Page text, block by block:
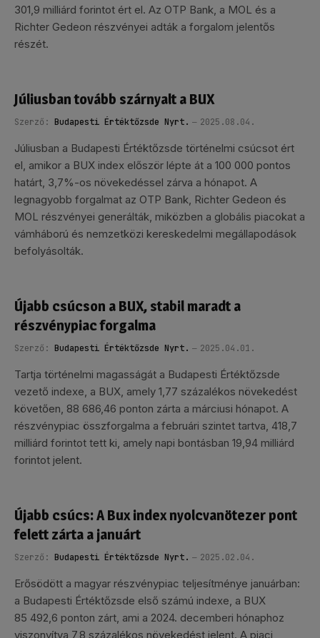
301,9 milliárd forintot ért el. Az OTP Bank, a MOL és a
Richter Gedeon részvényei adták a forgalom jelentős
részét.
Júliusban tovább szárnyalt a BUX
Szerző: Budapesti Értéktőzsde Nyrt. 2025.08.04.
Júliusban a Budapesti Értéktőzsde történelmi csúcsot ért
el, amikor a BUX index először lépte át a 100 000 pontos
határt, 3,7%-os növekedéssel zárva a hónapot. A
legnagyobb forgalmat az OTP Bank, Richter Gedeon és
MOL részvényei generálták, miközben a globális piacokat a
vámháború és nemzetközi kereskedelmi megállapodások
befolyásolták.
Újabb csúcson a BUX, stabil maradt a
részvénypiac forgalma
Szerző: Budapesti Értéktőzsde Nyrt. 2025.04.01.
Tartja történelmi magasságát a Budapesti Értéktőzsde
vezető indexe, a BUX, amely 1,77 százalékos növekedést
követően, 88 686,46 ponton zárta a márciusi hónapot. A
részvénypiac összforgalma a februári szintet tartva, 418,7
milliárd forintot tett ki, amely napi bontásban 19,94 milliárd
forintot jelent.
Újabb csúcs: A Bux index nyolcvanötezer pont
felett zárta a januárt
Szerző: Budapesti Értéktőzsde Nyrt. 2025.02.04.
Erősödött a magyar részvénypiac teljesítménye januárban:
a Budapesti Értéktőzsde első számú indexe, a BUX
85 492,6 ponton zárt, ami a 2024. decemberi hónaphoz
viszonyítva 7,8 százalékos növekedést jelent. A piaci